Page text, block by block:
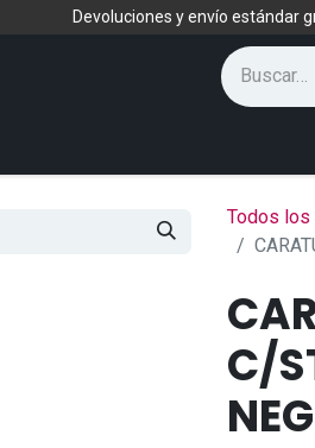
Devoluciones y envío estándar
Todos los
C/